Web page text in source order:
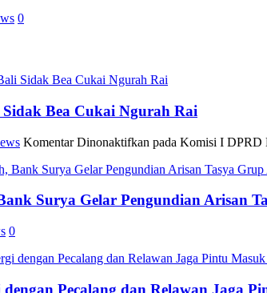
0
Bea Cukai Ngurah Rai
Komentar Dinonaktifkan pada Komisi I DPRD
Surya Gelar Pengundian Arisan
0
dengan Pecalang dan Relawan Jaga